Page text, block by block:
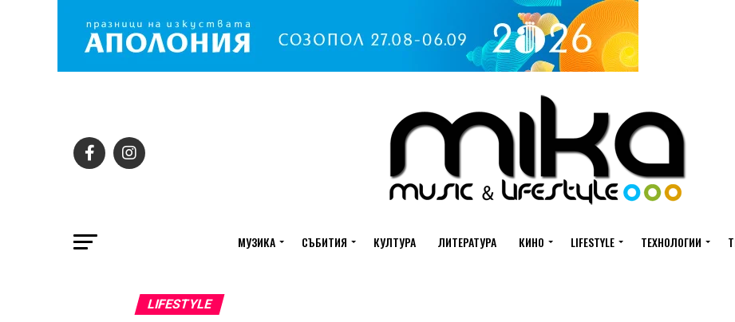
МУЗИКА СЪБИТИЯ КУЛТУРА ЛИТЕРАТУРА КИНО LIFESTYLE ТЕХНОЛОГИИ
LIFESTYLE